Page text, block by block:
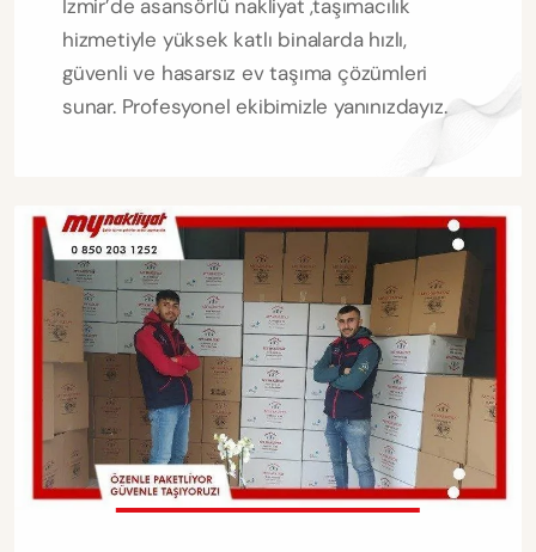
İzmir’de asansörlü nakliyat ,taşımacılık
hizmetiyle yüksek katlı binalarda hızlı,
güvenli ve hasarsız ev taşıma çözümleri
sunar. Profesyonel ekibimizle yanınızdayız.